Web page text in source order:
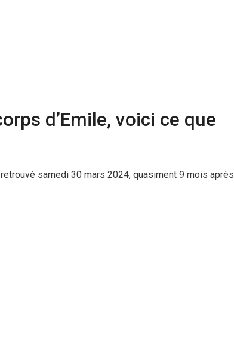
d’Emile, voici ce que
samedi 30 mars 2024, quasiment 9 mois après